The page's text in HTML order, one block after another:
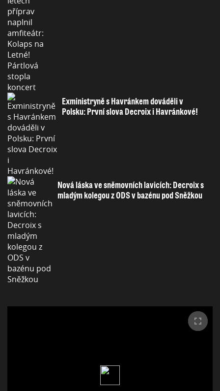
Exministryně s Havránkem dováděli v
Polsku: První slova Decroix i Havránkové!
Nová láska ve sněmovních lavicích: Decroix s
mladým kolegou z ODS v bazénu pod Sněžkou